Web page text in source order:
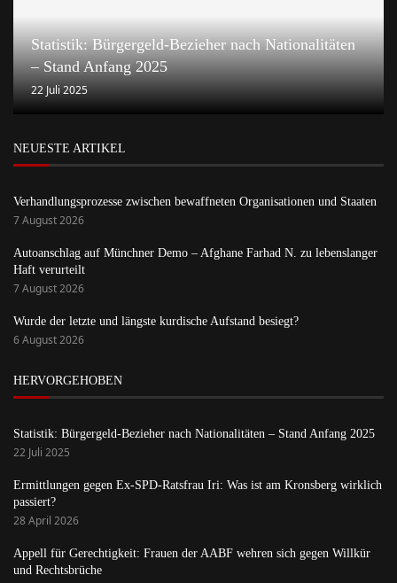
Statistik: Bürgergeld-Bezieher nach Nationalitäten
– Stand Anfang 2025
22 Juli 2025
NEUESTE ARTIKEL
Verhandlungsprozesse zwischen bewaffneten Organisationen und Staaten
7 August 2026
Autoanschlag auf Münchner Demo – Afghane Farhad N. zu lebenslanger
Haft verurteilt
7 August 2026
Wurde der letzte und längste kurdische Aufstand besiegt?
6 August 2026
HERVORGEHOBEN
Statistik: Bürgergeld-Bezieher nach Nationalitäten – Stand Anfang 2025
22 Juli 2025
Ermittlungen gegen Ex-SPD-Ratsfrau Iri: Was ist am Kronsberg wirklich
passiert?
28 April 2026
Appell für Gerechtigkeit: Frauen der AABF wehren sich gegen Willkür
und Rechtsbrüche